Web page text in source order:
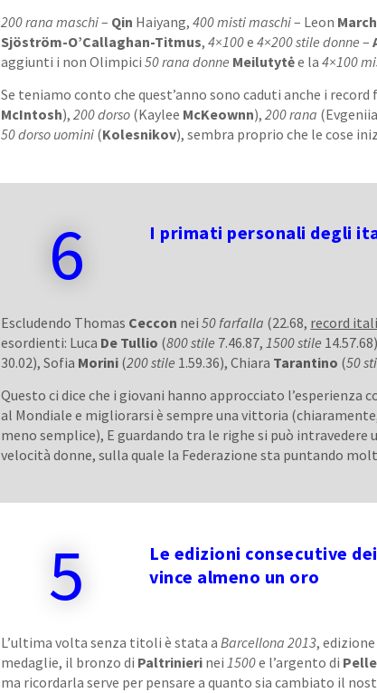
200 rana maschi– Qin Haiyang,400 misti maschi– Leon
Sjöström-O’Callaghan-Titmus,4×100e4×200 stile donne –
aggiunti i non Olimpici50 rana donne Meilutytėe la4×100
Se teniamo conto che quest’anno sono caduti anche i
McIntosh), 200 dorso (Kaylee McKeownn),200 rana (Evgeniia
50 dorso uomini (Kolesnikov), sembra proprio che le cose
6 I primati personali degli
Escludendo Thomas Ceccon nei50 farfalla (22.68, record
esordienti: Luca De Tullio (800 stile 7.46.87, 1500 stile
30.02), Sofia Morini (200 stile 1.59.36), Chiara Tarantino (50
Questo ci dice che i giovani hanno approcciato l’esperienza
al Mondiale e migliorarsi è sempre una vittoria
meno semplice), E guardando tra le righe si può
velocità donne, sulla quale la Federazione sta puntando
5
Le edizioni consecutive
vince almeno un oro
L’ultima volta senza titoli è stata aBarcellona 2013,
medaglie, il bronzo di Paltrinieri nei1500e l’argento di
ma ricordarla serve per pensare a quanto sia cambiato il